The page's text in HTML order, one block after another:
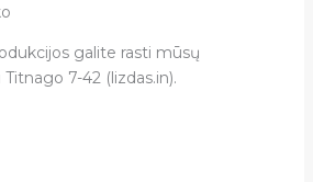
galite rasti mūsų
7-42 (lizdas.in).